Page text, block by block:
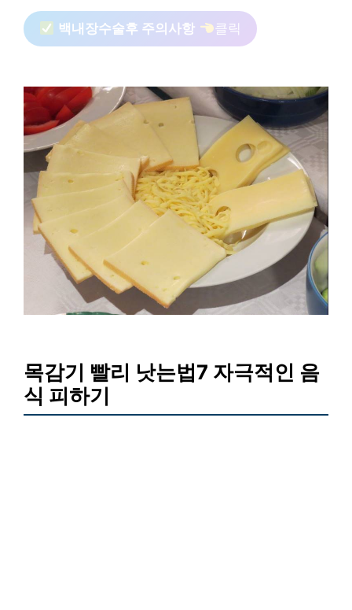
백내장수술후 주의사항 클릭
목감기 빨리 낫는법7 자극적인 음
식 피하기